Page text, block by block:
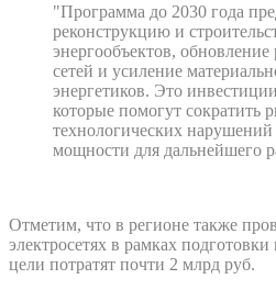
"Программа до 2030 года
реконструкцию и
энергообъектов, обновление
сетей и усиление
энергетиков. Это
которые помогут сократить
технологических нарушений
мощности для дальнейшего
Отметим, что в регионе также
электросетях в рамках
цели потратят почти 2 млрд руб.